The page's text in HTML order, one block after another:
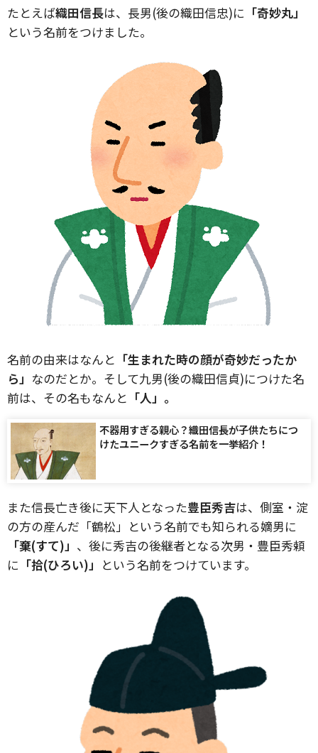
たとえば織田信長は、長男(後の織田信忠)に 「奇妙丸」
という名前をつけました。
名前の由来はなんと 「生まれた時の顔が奇妙だったか
ら」 なのだとか。そして九男(後の織田信貞)につけた名
前は、その名もなんと 「人」。
不器用すぎる親心？織田信長が子供たちにつ
けたユニークすぎる名前を一挙紹介！
また信長亡き後に天下人となった豊臣秀吉は、側室・淀
の方の産んだ「鶴松」という名前でも知られる嫡男に
「棄(すて)」 、後に秀吉の後継者となる次男・豊臣秀頼
に 「拾(ひろい)」 という名前をつけています。